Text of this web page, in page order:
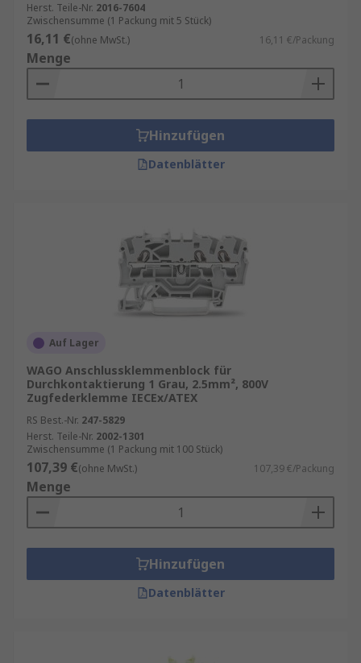
Herst. Teile-Nr. 2016-7604
Zwischensumme (1 Packung mit 5 Stück)
16,11 €(ohne MwSt.) 16,11 €/Packung
Menge
Hinzufügen
Datenblätter
Auf Lager
WAGO Anschlussklemmenblock für
Durchkontaktierung 1 Grau, 2.5mm², 800V
Zugfederklemme IECEx/ATEX
RS Best.-Nr. 247-5829
Herst. Teile-Nr. 2002-1301
Zwischensumme (1 Packung mit 100 Stück)
107,39 €(ohne MwSt.) 107,39 €/Packung
Menge
Hinzufügen
Datenblätter